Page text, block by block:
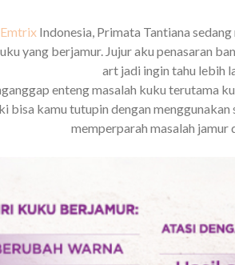
Emtrix Indonesia, Primata Tantiana
yang berjamur. Jujur aku penasaran
art jadi ingin tahu lebih
enteng masalah kuku terutama
bisa kamu tutupin dengan
memperparah masalah jamur